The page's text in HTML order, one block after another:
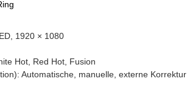
1920 × 1080
Hot, Red Hot, Fusion
Automatische, manuelle, externe Korrektur